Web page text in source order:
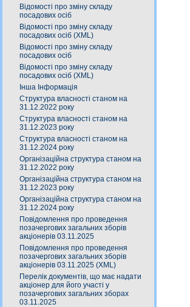
Відомості про зміну складу
посадових осіб
Відомості про зміну складу
посадових осіб (XML)
Відомості про зміну складу
посадових осіб
Відомості про зміну складу
посадових осіб (XML)
Інша Інформація
Структура власності станом на
31.12.2022 року
Структура власності станом на
31.12.2023 року
Структура власності станом на
31.12.2024 року
Організаційна структура станом на
31.12.2022 року
Організаційна структура станом на
31.12.2023 року
Організаційна структура станом на
31.12.2024 року
Повідомлення про проведення
позачергових загальних зборів
акціонерів 03.11.2025
Повідомлення про проведення
позачергових загальних зборів
акціонерів 03.11.2025 (XML)
Перелік документів, що має надати
акціонер для його участі у
позачергових загальних зборах
03.11.2025